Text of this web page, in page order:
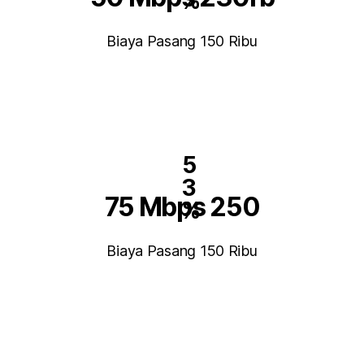
Biaya Pasang 150 Ribu
5
3
%
75 Mbps 250
Biaya Pasang 150 Ribu